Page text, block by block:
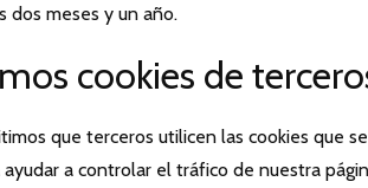
dos meses y un año.
cookies de
que terceros utilicen las cookies que
a controlar el tráfico de nuestra